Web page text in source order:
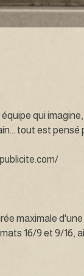
qui
tout est pensé
maximale
16/9 et 9/16,